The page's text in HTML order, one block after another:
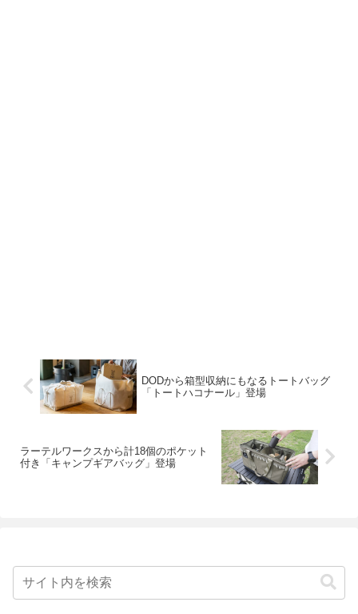
DODから箱型収納にもなるトートバッグ
「トートハコナール」登場
ラーテルワークスから計18個のポケット
付き「キャンプギアバッグ」登場